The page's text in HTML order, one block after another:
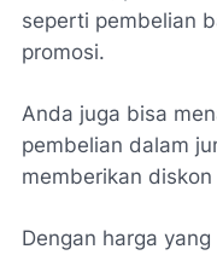
seperti pembelian
promosi.
Anda juga bisa
pembelian dalam
memberikan
Dengan harga